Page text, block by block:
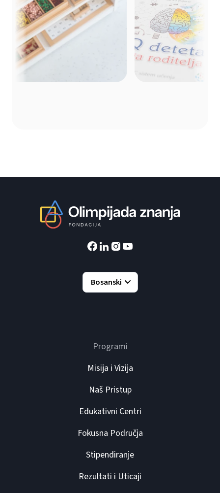
Bosanski
Programi
Misija i Vizija
Naš Pristup
Edukativni Centri
Fokusna Područja
Stipendiranje
Rezultati i Uticaji